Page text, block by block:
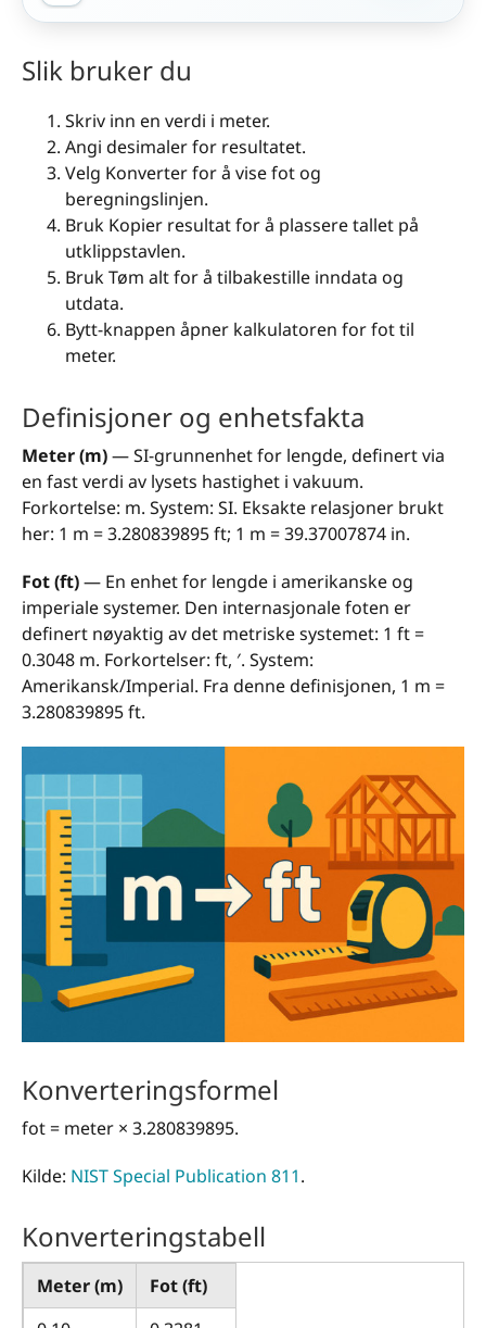
Slik bruker du
Skriv inn en verdi i meter.
Angi desimaler for resultatet.
Velg Konverter for å vise fot og
beregningslinjen.
Bruk Kopier resultat for å plassere tallet på
utklippstavlen.
Bruk Tøm alt for å tilbakestille inndata og
utdata.
Bytt-knappen åpner kalkulatoren for fot til
meter.
Definisjoner og enhetsfakta
Meter (m)— SI-grunnenhet for lengde, definert via
en fast verdi av lysets hastighet i vakuum.
Forkortelse: m. System: SI. Eksakte relasjoner brukt
her: 1 m = 3.280839895 ft; 1 m = 39.37007874 in.
Fot (ft)— En enhet for lengde i amerikanske og
imperiale systemer. Den internasjonale foten er
definert nøyaktig av det metriske systemet: 1 ft =
0.3048 m. Forkortelser: ft, ′. System:
Amerikansk/Imperial. Fra denne definisjonen, 1 m =
3.280839895 ft.
Konverteringsformel
fot = meter × 3.280839895.
Kilde: NIST Special Publication 811.
Konverteringstabell
Meter (m)
Fot (ft)